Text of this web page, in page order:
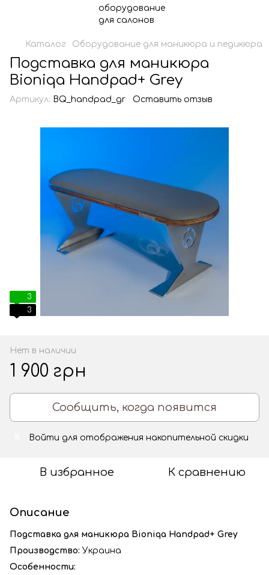
Каталог Оборудование для маникюра и педикюра
Подставка для маникюра
Bioniqa Handpad+ Grey
Артикул: BQ_handpad_gr Оставить отзыв
3
3
Нет в наличии
1 900 грн
Сообщить, когда появится
Войти для отображения накопительной скидки
В избранное К сравнению
Описание
Подставка для маникюра Bioniqa Handpad+ Grey
Производство: Украина
Особенности: